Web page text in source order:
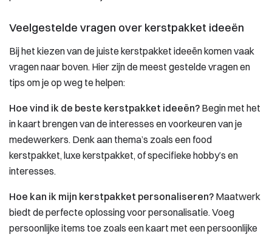
Veelgestelde vragen over kerstpakket ideeën
Bij het kiezen van de juiste kerstpakket ideeën komen vaak
vragen naar boven. Hier zijn de meest gestelde vragen en
tips om je op weg te helpen:
Hoe vind ik de beste kerstpakket ideeën? Begin met het
in kaart brengen van de interesses en voorkeuren van je
medewerkers. Denk aan thema’s zoals een food
kerstpakket, luxe kerstpakket, of specifieke hobby’s en
interesses.
Hoe kan ik mijn kerstpakket personaliseren? Maatwerk
biedt de perfecte oplossing voor personalisatie. Voeg
persoonlijke items toe zoals een kaart met een persoonlijke